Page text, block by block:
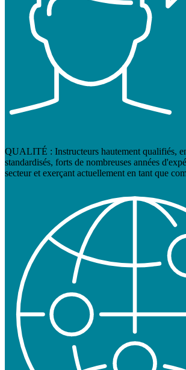
QUALITÉ : Instructeurs hautement qualifiés,
standardisés, forts de nombreuses années
secteur et exerçant actuellement en tant que